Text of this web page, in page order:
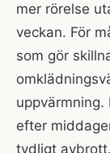
mer rörelse
veckan. För
som gör
efter
tydligt avbrott.